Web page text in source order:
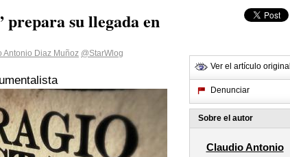
su llegada en
Antonio Diaz Muñoz @StarWlog
Ver el artículo original
Denunciar
Sobre el autor
Claudio Antonio